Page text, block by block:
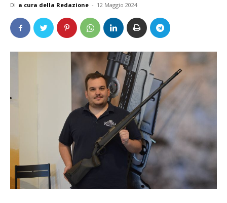
Di a cura della Redazione - 12 Maggio 2024